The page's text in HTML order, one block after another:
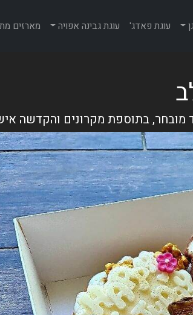
עוגת פאדג' עוגת גבינה אפויה מארזים
מובחר, בתוספת מקרונים והקדשה